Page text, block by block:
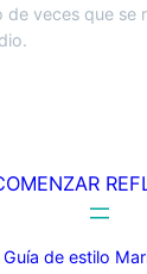
de veces que se
Guía de estilo